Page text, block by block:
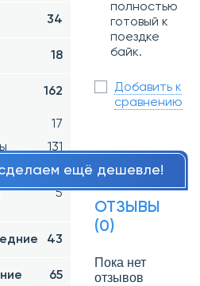
34
18
162
17
131
3
5
43
65
полностью
готовый к
поездке
байк.
Добавить к
сравнению
ещё дешевле!
ОТЗЫВЫ
(0)
Пока нет
отзывов